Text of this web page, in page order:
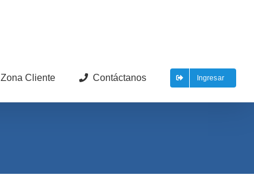
Zona Cliente Contáctanos Ingresar